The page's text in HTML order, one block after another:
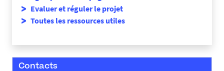
Evaluer et réguler le projet
Toutes les ressources utiles
Contacts